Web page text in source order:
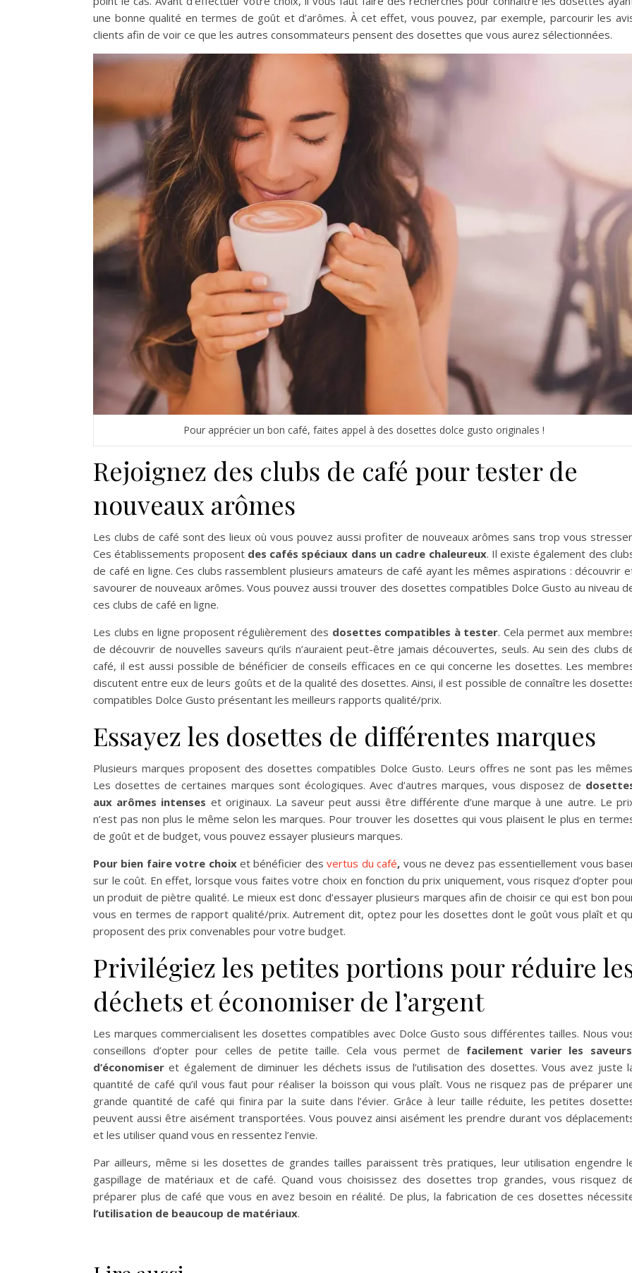
une bonne qualité en termes de goût et d’arômes. À cet effet, vous pouvez, par exemple, parcourir les
clients afin de voir ce que les autres consommateurs pensent des dosettes que vous aurez sélectionnées.
Pour apprécier un bon café, faites appel à des dosettes dolce gusto originales !
Rejoignez des clubs de café pour tester de
nouveaux arômes
Les clubs de café sont des lieux où vous pouvez aussi profiter de nouveaux arômes sans trop vous
Ces établissements proposent des cafés spéciaux dans un cadre chaleureux. Il existe également des
de café en ligne. Ces clubs rassemblent plusieurs amateurs de café ayant les mêmes aspirations : découvrir
savourer de nouveaux arômes. Vous pouvez aussi trouver des dosettes compatibles Dolce Gusto au niveau
ces clubs de café en ligne.
Les clubs en ligne proposent régulièrement des dosettes compatibles à tester. Cela permet aux
de découvrir de nouvelles saveurs qu’ils n’auraient peut-être jamais découvertes, seuls. Au sein des clubs
café, il est aussi possible de bénéficier de conseils efficaces en ce qui concerne les dosettes. Les
discutent entre eux de leurs goûts et de la qualité des dosettes. Ainsi, il est possible de connaître les
compatibles Dolce Gusto présentant les meilleurs rapports qualité/prix.
Essayez les dosettes de différentes marques
Plusieurs marques proposent des dosettes compatibles Dolce Gusto. Leurs offres ne sont pas les
Les dosettes de certaines marques sont écologiques. Avec d’autres marques, vous disposez de
aux arômes intenses et originaux. La saveur peut aussi être différente d’une marque à une autre. Le
n’est pas non plus le même selon les marques. Pour trouver les dosettes qui vous plaisent le plus en
de goût et de budget, vous pouvez essayer plusieurs marques.
Pour bien faire votre choixet bénéficier desvertus du café, vous ne devez pas essentiellement vous
sur le coût. En effet, lorsque vous faites votre choix en fonction du prix uniquement, vous risquez d’opter
un produit de piètre qualité. Le mieux est donc d’essayer plusieurs marques afin de choisir ce qui est bon
vous en termes de rapport qualité/prix. Autrement dit, optez pour les dosettes dont le goût vous plaît et
proposent des prix convenables pour votre budget.
Privilégiez les petites portions pour réduire
déchets et économiser de l’argent
Les marques commercialisent les dosettes compatibles avec Dolce Gusto sous différentes tailles. Nous
conseillons d’opter pour celles de petite taille. Cela vous permet de facilement varier les
d’économiser et également de diminuer les déchets issus de l’utilisation des dosettes. Vous avez juste
quantité de café qu’il vous faut pour réaliser la boisson qui vous plaît. Vous ne risquez pas de préparer
grande quantité de café qui finira par la suite dans l’évier. Grâce à leur taille réduite, les petites
peuvent aussi être aisément transportées. Vous pouvez ainsi aisément les prendre durant vos
et les utiliser quand vous en ressentez l’envie.
Par ailleurs, même si les dosettes de grandes tailles paraissent très pratiques, leur utilisation engendre
gaspillage de matériaux et de café. Quand vous choisissez des dosettes trop grandes, vous risquez
préparer plus de café que vous en avez besoin en réalité. De plus, la fabrication de ces dosettes
l’utilisation de beaucoup de matériaux.